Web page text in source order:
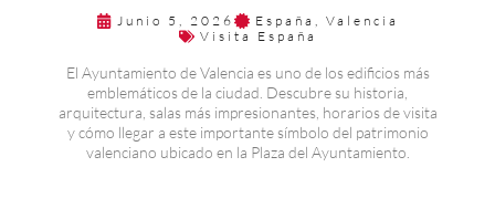
Junio 5, 2026 España , Valencia
Visita España
El Ayuntamiento de Valencia es uno de los edificios más
emblemáticos de la ciudad. Descubre su historia,
arquitectura, salas más impresionantes, horarios de visita
y cómo llegar a este importante símbolo del patrimonio
valenciano ubicado en la Plaza del Ayuntamiento.